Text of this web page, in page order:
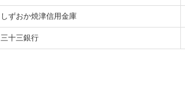
しずおか焼津信用金庫
三十三銀行